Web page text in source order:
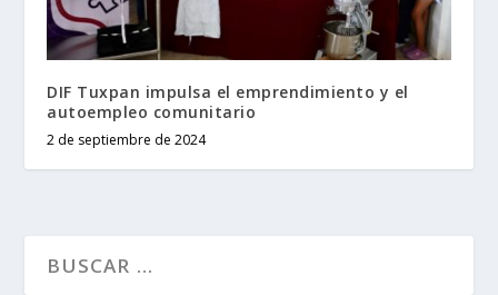
DIF Tuxpan impulsa el emprendimiento y el
autoempleo comunitario
2 de septiembre de 2024